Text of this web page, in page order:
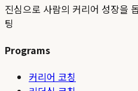
진심으로 사람의 커리어 성장을
팅
Programs
커리어 코칭